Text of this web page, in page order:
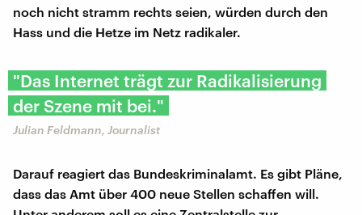
noch nicht stramm rechts seien, würden durch den
Hass und die Hetze im Netz radikaler.
"Das Internet trägt zur Radikalisierung
der Szene mit bei."
Julian Feldmann, Journalist
Darauf reagiert das Bundeskriminalamt. Es gibt Pläne,
dass das Amt über 400 neue Stellen schaffen will.